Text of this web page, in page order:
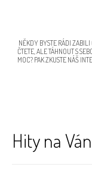
NĚKDY BYSTE RÁDI ZABILI
ČTETE, ALE TÁHNOUT S
MOC? PAK ZKUSTE NÁŠ
Hity na